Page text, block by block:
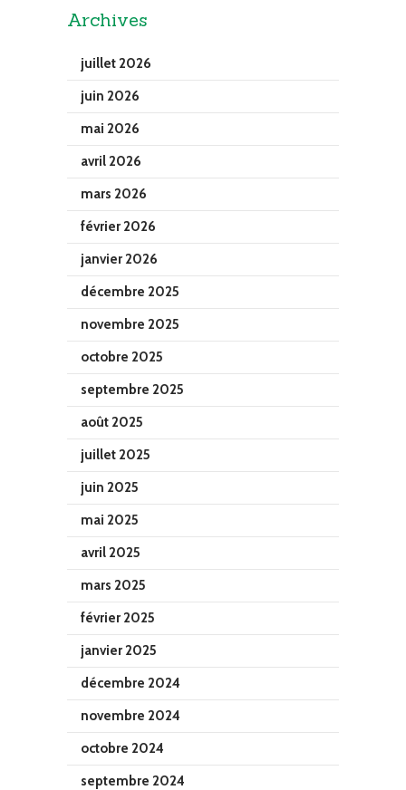
Archives
juillet 2026
juin 2026
mai 2026
avril 2026
mars 2026
février 2026
janvier 2026
décembre 2025
novembre 2025
octobre 2025
septembre 2025
août 2025
juillet 2025
juin 2025
mai 2025
avril 2025
mars 2025
février 2025
janvier 2025
décembre 2024
novembre 2024
octobre 2024
septembre 2024